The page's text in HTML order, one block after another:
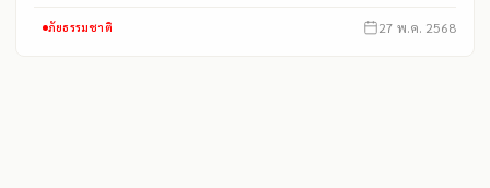
ภัยธรรมชาติ 27 พ.ค. 2568